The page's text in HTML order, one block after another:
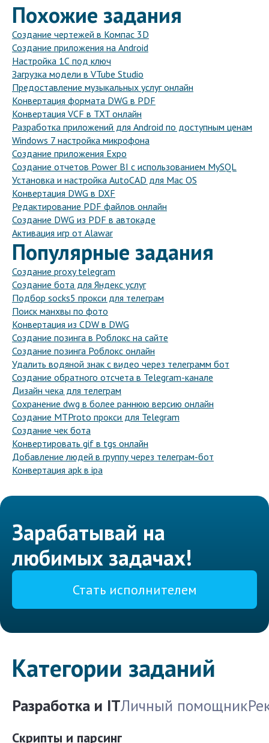
Похожие задания
Создание чертежей в Компас 3D
Создание приложения на Android
Настройка 1С под ключ
Загрузка модели в VTube Studio
Предоставление музыкальных услуг онлайн
Конвертация формата DWG в PDF
Конвертация VCF в TXT онлайн
Разработка приложений для Android по доступным ценам
Windows 7 настройка микрофона
Создание приложения Expo
Создание отчетов Power BI с использованием MySQL
Установка и настройка AutoCAD для Mac OS
Конвертация DWG в DXF
Редактирование PDF файлов онлайн
Создание DWG из PDF в автокаде
Активация игр от Alawar
Популярные задания
Создание proxy telegram
Создание бота для Яндекс услуг
Подбор socks5 прокси для телеграм
Поиск манхвы по фото
Конвертация из CDW в DWG
Создание позинга в Роблокс на сайте
Создание позинга Роблокс онлайн
Удалить водяной знак с видео через телеграмм бот
Создание обратного отсчета в Telegram-канале
Дизайн чека для телеграм
Сохранение dwg в более раннюю версию онлайн
Создание MTProto прокси для Telegram
Создание чек бота
Конвертировать gif в tgs онлайн
Добавление людей в группу через телеграм-бот
Конвертация apk в ipa
Зарабатывай на
любимых задачах!
Стать исполнителем
Категории заданий
Разработка и ITЛичный помощник
Скрипты и парсинг